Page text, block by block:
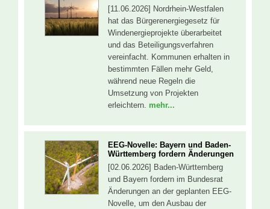
[11.06.2026] Nordrhein-Westfalen
hat das Bürgerenergiegesetz für
Windenergieprojekte überarbeitet
und das Beteiligungsverfahren
vereinfacht. Kommunen erhalten in
bestimmten Fällen mehr Geld,
während neue Regeln die
Umsetzung von Projekten
erleichtern. mehr...
EEG-Novelle: Bayern und Baden-
Württemberg fordern Änderungen
[02.06.2026] Baden-Württemberg
und Bayern fordern im Bundesrat
Änderungen an der geplanten EEG-
Novelle, um den Ausbau der